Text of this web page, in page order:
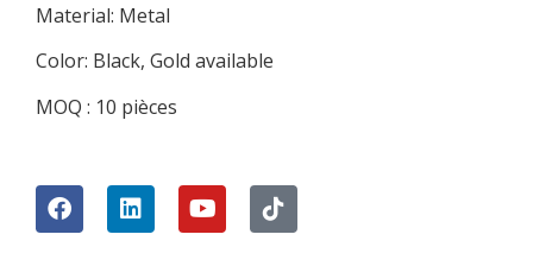
Material: Metal
Color: Black, Gold available
MOQ : 10 pièces